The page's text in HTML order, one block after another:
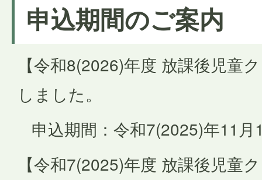
申込期間のご案内
【令和8(2026)年度 放課後児童
しました。
申込期間：令和7(2025)年11月
【令和7(2025)年度 放課後児童